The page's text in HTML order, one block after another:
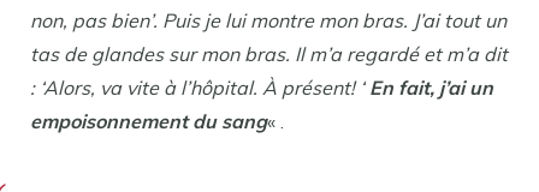
non, pas bien’. Puis je lui montre mon bras. J’ai tout un
tas de glandes sur mon bras. Il m’a regardé et m’a dit
: ‘Alors, va vite à l’hôpital. À présent! ‘ En fait, j’ai un
empoisonnement du sang« .